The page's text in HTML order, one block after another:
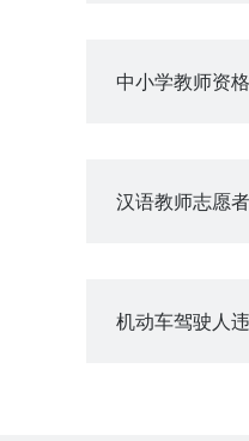
中小学教师资
汉语教师志愿
机动车驾驶人